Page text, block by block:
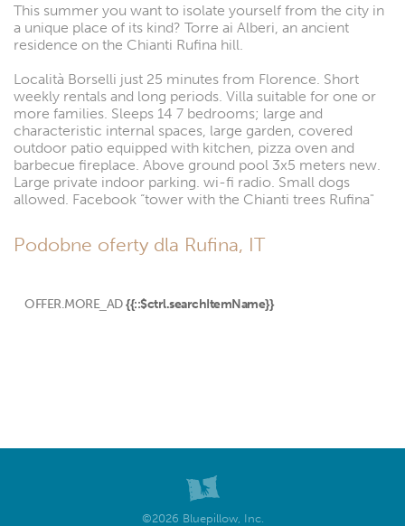
This summer you want to isolate yourself from the city in
a unique place of its kind? Torre ai Alberi, an ancient
residence on the Chianti Rufina hill.
Località Borselli just 25 minutes from Florence. Short
weekly rentals and long periods. Villa suitable for one or
more families. Sleeps 14 7 bedrooms; large and
characteristic internal spaces, large garden, covered
outdoor patio equipped with kitchen, pizza oven and
barbecue fireplace. Above ground pool 3x5 meters new.
Large private indoor parking. wi-fi radio. Small dogs
allowed. Facebook “tower with the Chianti trees Rufina"
Podobne oferty dla Rufina, IT
OFFER.MORE_AD {{::$ctrl.searchItemName}}
©2026 Bluepillow, Inc.